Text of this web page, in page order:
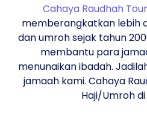
Cahaya Raudhah
memberangkatkan lebih
dan umroh sejak tahun
membantu para
menunaikan ibadah.
jamaah kami. Cahaya
Haji/Umroh